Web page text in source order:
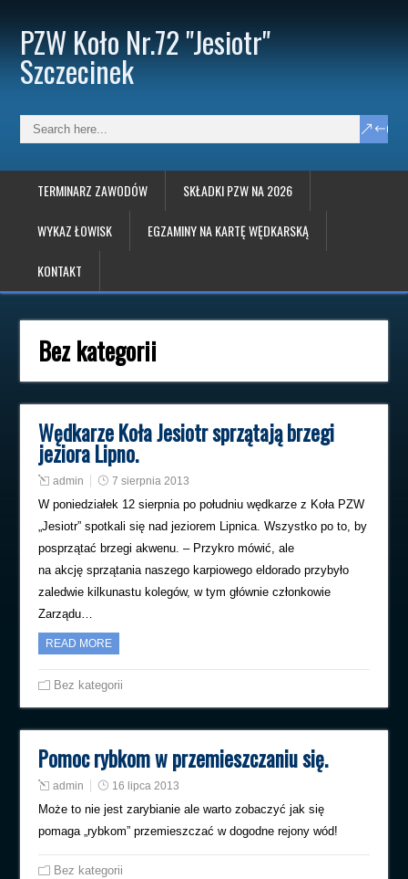
PZW Koło Nr.72 "Jesiotr"
Szczecinek
TERMINARZ ZAWODÓW SKŁADKI PZW NA 2026
WYKAZ ŁOWISK EGZAMINY NA KARTĘ WĘDKARSKĄ
KONTAKT
Bez kategorii
Wędkarze Koła Jesiotr sprzątają brzegi
jeziora Lipno.
admin 7 sierpnia 2013
W poniedziałek 12 sierpnia po południu wędkarze z Koła PZW
„Jesiotr” spotkali się nad jeziorem Lipnica. Wszystko po to, by
posprzątać brzegi akwenu. – Przykro mówić, ale
na akcję sprzątania naszego karpiowego eldorado przybyło
zaledwie kilkunastu kolegów, w tym głównie członkowie
Zarządu…
READ MORE
Bez kategorii
Pomoc rybkom w przemieszczaniu się.
admin 16 lipca 2013
Może to nie jest zarybianie ale warto zobaczyć jak się
pomaga „rybkom” przemieszczać w dogodne rejony wód!
Bez kategorii